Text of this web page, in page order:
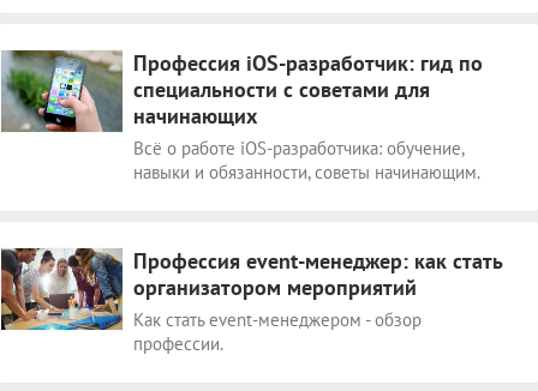
Профессия iOS-разработчик: гид по
специальности с советами для
начинающих
Всё о работе iOS-разработчика: обучение,
навыки и обязанности, советы начинающим.
Профессия event-менеджер: как стать
организатором мероприятий
Как стать event-менеджером - обзор
профессии.